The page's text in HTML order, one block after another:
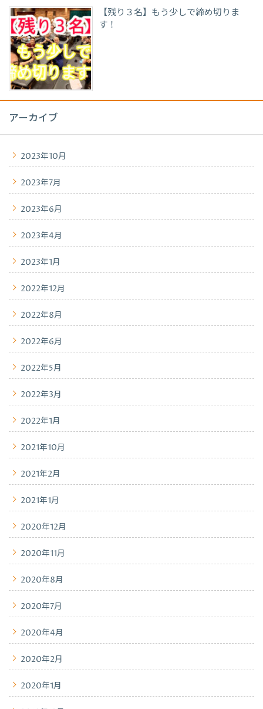
【残り３名】もう少しで締め切りま
す！
アーカイブ
2023年10月
2023年7月
2023年6月
2023年4月
2023年1月
2022年12月
2022年8月
2022年6月
2022年5月
2022年3月
2022年1月
2021年10月
2021年2月
2021年1月
2020年12月
2020年11月
2020年8月
2020年7月
2020年4月
2020年2月
2020年1月